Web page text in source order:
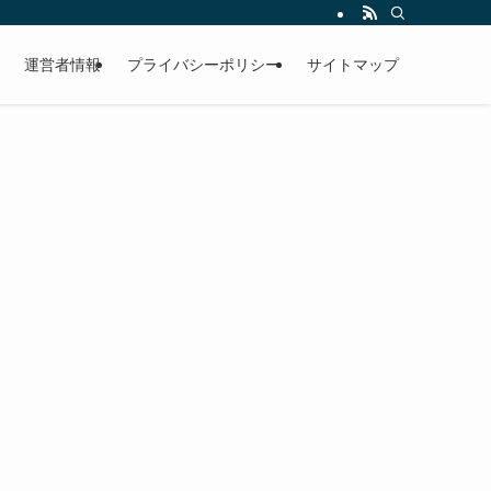
運営者情報 プライバシーポリシー サイトマップ